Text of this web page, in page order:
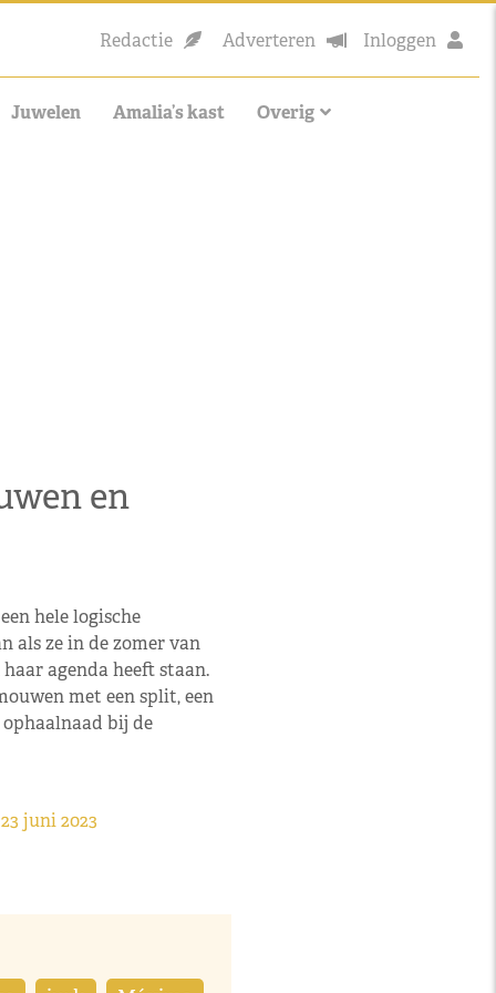
Redactie Adverteren Inloggen
Juwelen Amalia’s kast Overig
en
hele logische
als ze in de zomer van
agenda heeft staan.
met een split, een
bij de
juni 2023